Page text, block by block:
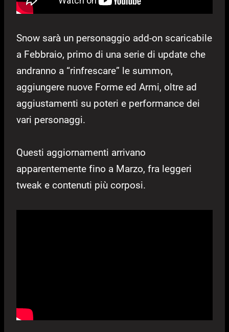
Snow sarà un personaggio add-on scaricabile
a Febbraio, primo di una serie di update che
andranno a “rinfrescare” le summon,
aggiungere nuove Forme ed Armi, oltre ad
aggiustamenti su poteri e performance dei
vari personaggi.
Questi aggiornamenti arrivano
apparentemente fino a Marzo, fra leggeri
tweak e contenuti più corposi.